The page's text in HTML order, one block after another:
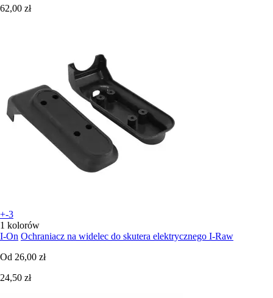
62,00 zł
+-3
1 kolorów
I-On Ochraniacz na widelec do skutera elektrycznego I-Raw
Od 26,00 zł
24,50 zł